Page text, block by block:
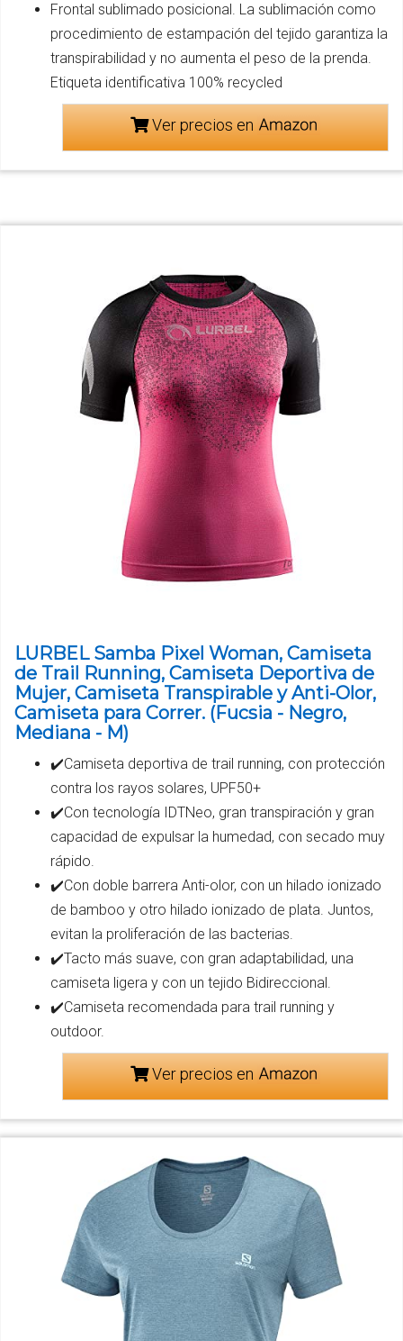
Frontal sublimado posicional. La sublimación como
procedimiento de estampación del tejido garantiza la
transpirabilidad y no aumenta el peso de la prenda.
Etiqueta identificativa 100% recycled
Ver precios en
LURBEL Samba Pixel Woman, Camiseta
de Trail Running, Camiseta Deportiva de
Mujer, Camiseta Transpirable y Anti-Olor,
Camiseta para Correr. (Fucsia - Negro,
Mediana - M)
✔️Camiseta deportiva de trail running, con protección
contra los rayos solares, UPF50+
✔️Con tecnología IDTNeo, gran transpiración y gran
capacidad de expulsar la humedad, con secado muy
rápido.
✔️Con doble barrera Anti-olor, con un hilado ionizado
de bamboo y otro hilado ionizado de plata. Juntos,
evitan la proliferación de las bacterias.
✔️Tacto más suave, con gran adaptabilidad, una
camiseta ligera y con un tejido Bidireccional.
✔️Camiseta recomendada para trail running y
outdoor.
Ver precios en